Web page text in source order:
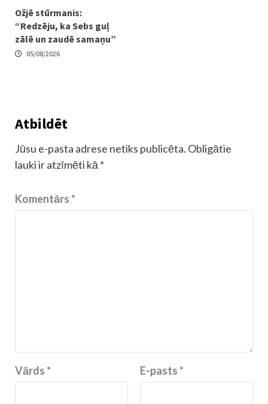
Ožjē stūrmanis:
“Redzēju, ka Sebs guļ
zālē un zaudē samaņu”
05/08/2026
Atbildēt
Jūsu e-pasta adrese netiks publicēta. Obligātie
lauki ir atzīmēti kā *
Komentārs*
Vārds* E-pasts*